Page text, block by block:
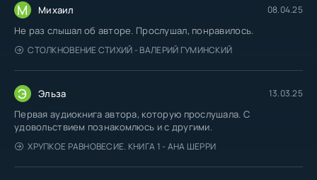
М Михаил 08.04.25
Не раз слышал об авторе. Прослушал, понравилось.
СТОЛКНОВЕНИЕ СТИХИЙ - ВАЛЕРИЙ ГУМИНСКИЙ
Э Эльза 13.03.25
Первая аудиокнига автора, которую прослушала. С
удовольствием познакомлюсь и с другими.
ХРУПКОЕ РАВНОВЕСИЕ. КНИГА 1 - АНА ШЕРРИ